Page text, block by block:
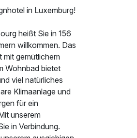
in Luxemburg!
heißt Sie in 156
willkommen. Das
mit gemütlichem
Wohnbad bietet
viel natürliches
Klimaanlage und
für ein
unserem
in Verbindung.